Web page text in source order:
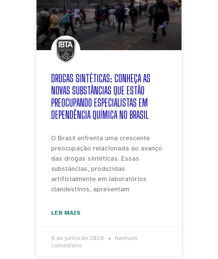
DROGAS SINTÉTICAS: CONHEÇA AS
NOVAS SUBSTÂNCIAS QUE ESTÃO
PREOCUPANDO ESPECIALISTAS EM
DEPENDÊNCIA QUÍMICA NO BRASIL
O Brasil enfrenta uma crescente
preocupação relacionada ao avanço
das drogas sintéticas. Essas
substâncias, produzidas
artificialmente em laboratórios
clandestinos, apresentam
LER MAIS
8 de junho de 2026
Nenhum
comentário